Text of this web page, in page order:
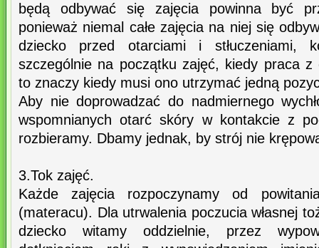
będą odbywać się zajęcia powinna być
ponieważ niemal całe zajęcia na niej się
dziecko przed otarciami i stłuczeniami,
szczególnie na początku zajęć, kiedy praca
to znaczy kiedy musi ono utrzymać jedną
Aby nie doprowadzać do nadmiernego
wspomnianych otarć skóry w kontakcie z
rozbieramy. Dbamy jednak, by strój nie
3.Tok zajęć.
Każde zajęcia rozpoczynamy od
(materacu). Dla utrwalenia poczucia własnej
dziecko witamy oddzielnie, przez